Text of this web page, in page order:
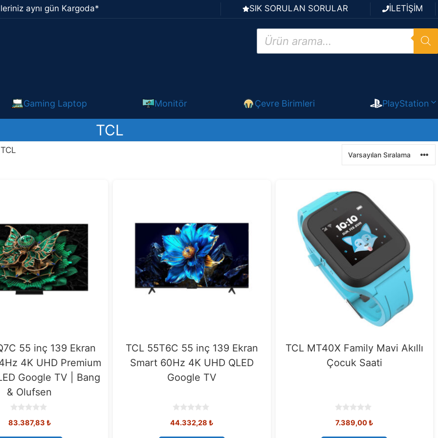
aynı gün Kargoda* SIK SORULAN SORULAR İLETİŞİM
Products
search
Gaming Laptop Monitör Çevre Birimleri PlayStation
TCL
55 inç 139 Ekran
4K UHD Premium
Google TV | Bang
& Olufsen
o
83.387,83 ₺
TCL 55T6C 55 inç 139 Ekran
Smart 60Hz 4K UHD QLED
Google TV
o
44.332,28₺
TCL MT40X Family Mavi Akıllı
Çocuk Saati
o
7.389,00₺